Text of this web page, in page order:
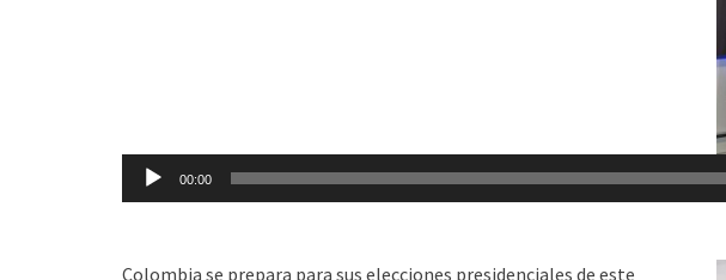
00:00
Colombia se prepara para sus elecciones presidenciales de este